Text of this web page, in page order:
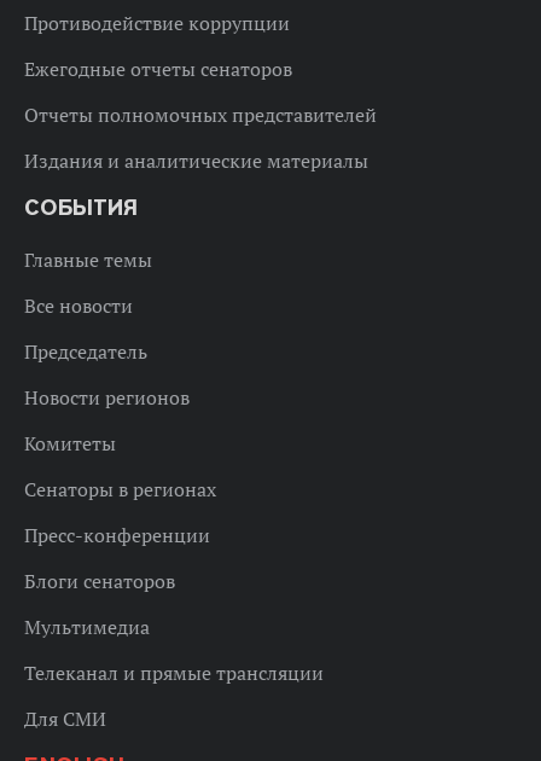
Противодействие коррупции
Ежегодные отчеты сенаторов
Отчеты полномочных представителей
Издания и аналитические материалы
СОБЫТИЯ
Главные темы
Все новости
Председатель
Новости регионов
Комитеты
Сенаторы в регионах
Пресс-конференции
Блоги сенаторов
Мультимедиа
Телеканал и прямые трансляции
Для СМИ